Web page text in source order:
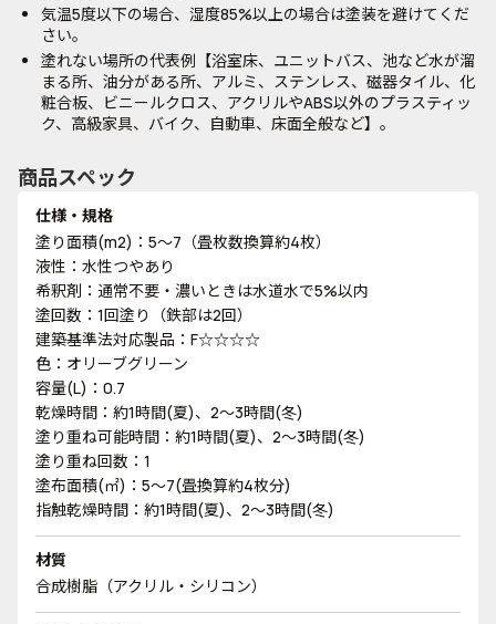
気温5度以下の場合、湿度85%以上の場合は塗装を避けてくだ
さい。
塗れない場所の代表例【浴室床、ユニットバス、池など水が溜
まる所、油分がある所、アルミ、ステンレス、磁器タイル、化
粧合板、ビニールクロス、アクリルやABS以外のプラスティッ
ク、高級家具、バイク、自動車、床面全般など】。
商品スペック
仕様・規格
塗り面積(m2)：5～7（畳枚数換算約4枚）
液性：水性つやあり
希釈剤：通常不要・濃いときは水道水で5%以内
塗回数：1回塗り（鉄部は2回）
建築基準法対応製品：F☆☆☆☆
色：オリーブグリーン
容量(L)：0.7
乾燥時間：約1時間(夏)、2～3時間(冬)
塗り重ね可能時間：約1時間(夏)、2～3時間(冬)
塗り重ね回数：1
塗布面積(㎡)：5～7(畳換算約4枚分)
指触乾燥時間：約1時間(夏)、2～3時間(冬)
材質
合成樹脂（アクリル・シリコン）